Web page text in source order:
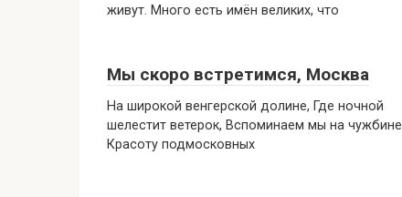
живут. Много есть имён великих, что
Мы скоро встретимся, Москва
На широкой венгерской долине, Где ночной
шелестит ветерок, Вспоминаем мы на чужбине
Красоту подмосковных